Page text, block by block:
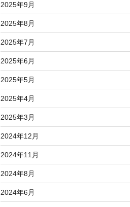
2025年9月
2025年8月
2025年7月
2025年6月
2025年5月
2025年4月
2025年3月
2024年12月
2024年11月
2024年8月
2024年6月